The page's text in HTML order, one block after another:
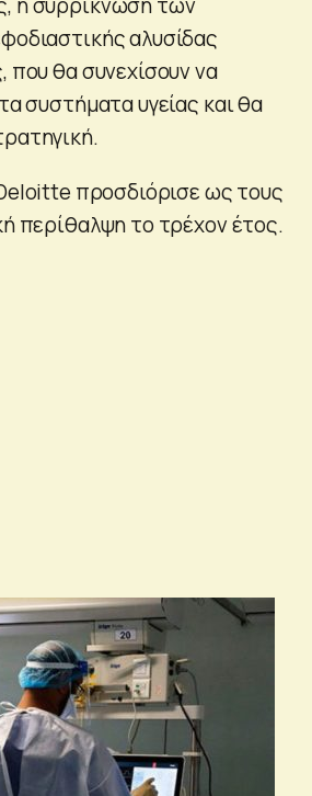
αλυσίδας
που θα συνεχίσουν να
συστήματα υγείας και θα
προσδιόρισε ως τους
περίθαλψη το τρέχον έτος.